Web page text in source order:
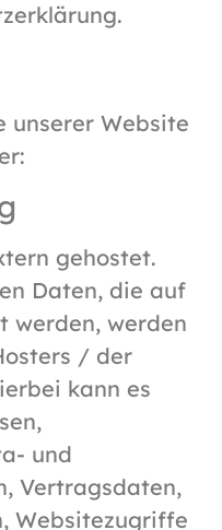
unserer Website
gehostet.
Daten, die auf
werden, werden
/ der
kann es
und
Vertragsdaten,
Websitezugriffe